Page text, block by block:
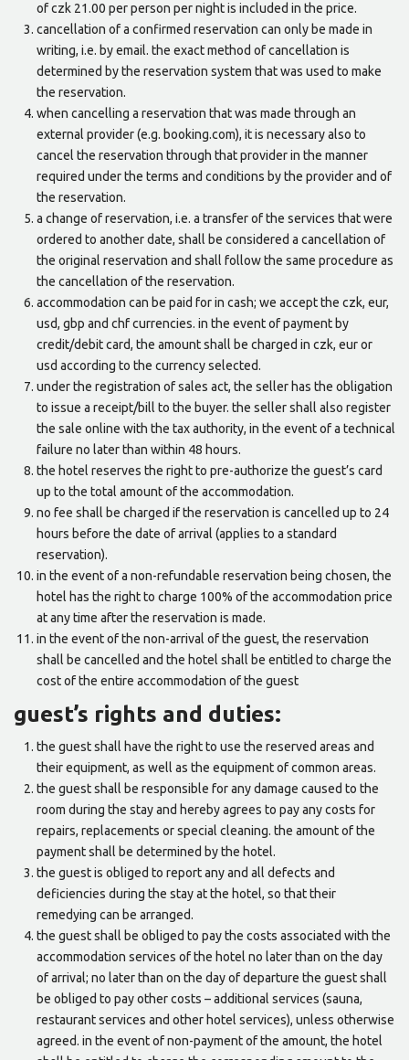
of czk 21.00 per person per night is included in the price.
cancellation of a confirmed reservation can only be made in
writing, i.e. by email. the exact method of cancellation is
determined by the reservation system that was used to make
the reservation.
when cancelling a reservation that was made through an
external provider (e.g. booking.com), it is necessary also to
cancel the reservation through that provider in the manner
required under the terms and conditions by the provider and of
the reservation.
a change of reservation, i.e. a transfer of the services that were
ordered to another date, shall be considered a cancellation of
the original reservation and shall follow the same procedure as
the cancellation of the reservation.
accommodation can be paid for in cash; we accept the czk, eur,
usd, gbp and chf currencies. in the event of payment by
credit/debit card, the amount shall be charged in czk, eur or
usd according to the currency selected.
under the registration of sales act, the seller has the obligation
to issue a receipt/bill to the buyer. the seller shall also register
the sale online with the tax authority, in the event of a technical
failure no later than within 48 hours.
the hotel reserves the right to pre-authorize the guest’s card
up to the total amount of the accommodation.
no fee shall be charged if the reservation is cancelled up to 24
hours before the date of arrival (applies to a standard
reservation).
in the event of a non-refundable reservation being chosen, the
hotel has the right to charge 100% of the accommodation price
at any time after the reservation is made.
in the event of the non-arrival of the guest, the reservation
shall be cancelled and the hotel shall be entitled to charge the
cost of the entire accommodation of the guest
guest’s rights and duties:
the guest shall have the right to use the reserved areas and
their equipment, as well as the equipment of common areas.
the guest shall be responsible for any damage caused to the
room during the stay and hereby agrees to pay any costs for
repairs, replacements or special cleaning. the amount of the
payment shall be determined by the hotel.
the guest is obliged to report any and all defects and
deficiencies during the stay at the hotel, so that their
remedying can be arranged.
the guest shall be obliged to pay the costs associated with the
accommodation services of the hotel no later than on the day
of arrival; no later than on the day of departure the guest shall
be obliged to pay other costs – additional services (sauna,
restaurant services and other hotel services), unless otherwise
agreed. in the event of non-payment of the amount, the hotel